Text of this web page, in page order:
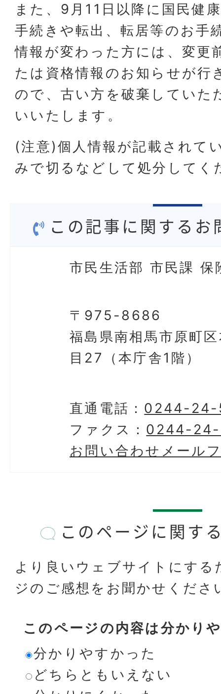
また、9月11日以降に国民健
手続きや転出、転居等のお手
情報が変わった方には、変更
たは資格情報のお知らせが行
ので、古い方を破棄していた
いいたします。
(注意)個人情報が記載されて
みで切るなどして処分してく
この記事に関するお
市民生活部 市民課 保
〒975-8686
福島県南相馬市原町
目27（本庁舎1階）
直通電話： 0244-
ファクス： 0244-
お問い合わせメール
このページに関す
より良いウェブサイトにする
ジのご感想をお聞かせくださ
このページの内容は分かり
分かりやすかった
どちらともいえない